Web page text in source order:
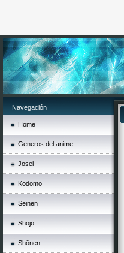
Navegación
Home
Generos del anime
Josei
Kodomo
Seinen
Shōjo
Shōnen